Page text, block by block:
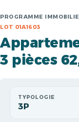
PROGRAMME
LOT 01A1603
3 pièces
TYPOLOGIE
3P